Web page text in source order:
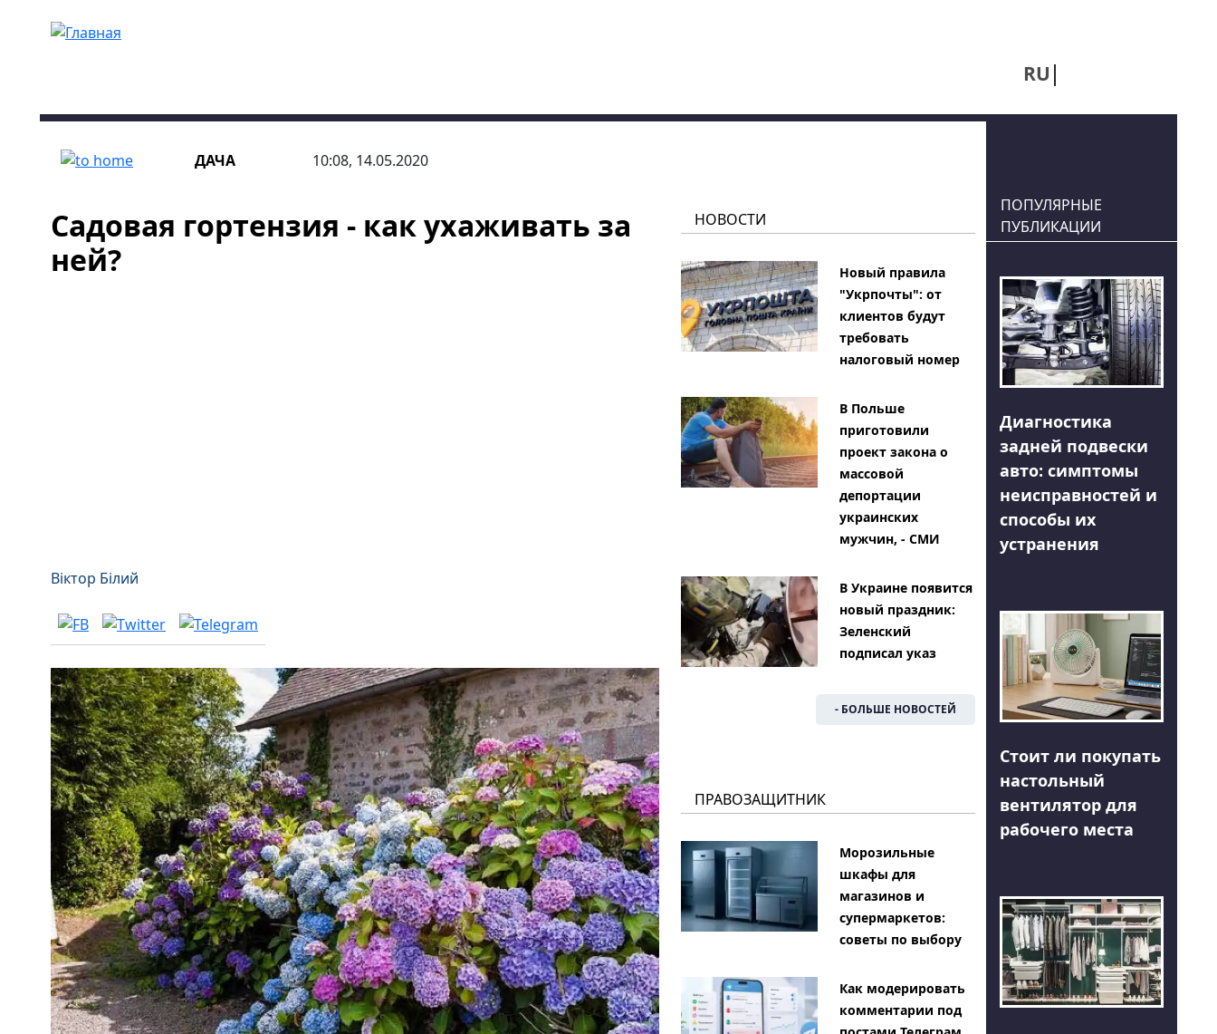
RU
ДАЧА 10:08, 14.05.2020
Садовая гортензия - как ухаживать за
ней?
Віктор Білий
НОВОСТИ
Новый правила
"Укрпочты": от
клиентов будут
требовать
налоговый номер
В Польше
приготовили
проект закона о
массовой
депортации
украинских
мужчин, - СМИ
В Украине появится
новый праздник:
Зеленский
подписал указ
- БОЛЬШЕ НОВОСТЕЙ
ПРАВОЗАЩИТНИК
Морозильные
шкафы для
магазинов и
супермаркетов:
советы по выбору
Как модерировать
комментарии под
ПОПУЛЯРНЫЕ
ПУБЛИКАЦИИ
Диагностика
задней подвески
авто: симптомы
неисправностей и
способы их
устранения
Стоит ли покупать
настольный
вентилятор для
рабочего места